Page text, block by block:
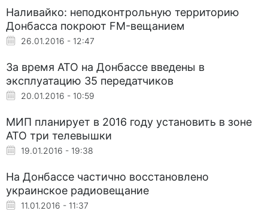
Наливайко: неподконтрольную территорию
Донбасса покроют FM-вещанием
26.01.2016 - 12:47
За время АТО на Донбассе введены в
эксплуатацию 35 передатчиков
20.01.2016 - 10:59
МИП планирует в 2016 году установить в зоне
АТО три телевышки
19.01.2016 - 19:38
На Донбассе частично восстановлено
украинское радиовещание
11.01.2016 - 11:37